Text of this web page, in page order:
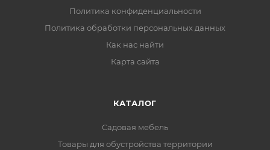
Политика конфиденциальности
Политика обработки персональных данных
Как нас найти
Карта сайта
КАТАЛОГ
Садовая мебель
Товары для обустройства территории